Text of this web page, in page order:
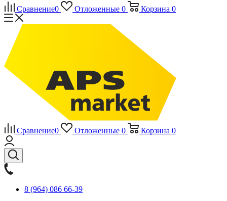
Сравнение0 Отложенные 0 Корзина 0
Сравнение0 Отложенные 0 Корзина 0
8 (964) 086 66-39